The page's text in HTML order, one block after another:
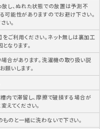
し、ぬれた状態での放置は予測不
可能性がありますのでお避け下さい。
い。
ご利用ください。ネット無しは裏加工
なります。
合があります。洗濯機の取り扱い説
いします。
内で滞留し、摩擦で破損する場合が
えてください。
のと一緒に洗わないで下さい。